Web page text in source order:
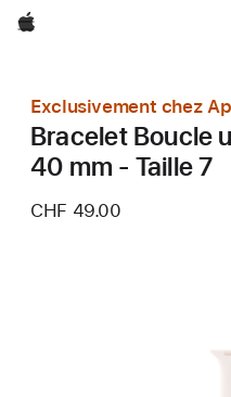
Apple
Exclusivement chez
Bracelet Boucle
40 mm - Taille 7
CHF 49.00